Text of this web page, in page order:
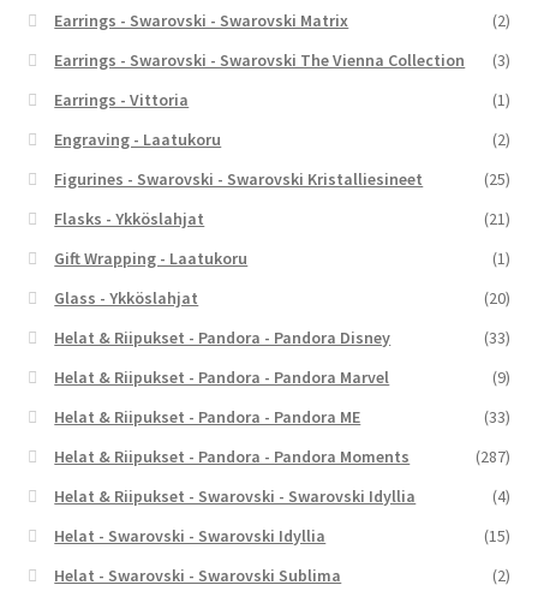
Earrings - Swarovski - Swarovski Matrix
(2)
Earrings - Swarovski - Swarovski The Vienna Collection
(3)
Earrings - Vittoria
(1)
Engraving - Laatukoru
(2)
Figurines - Swarovski - Swarovski Kristalliesineet
(25)
Flasks - Ykköslahjat
(21)
Gift Wrapping - Laatukoru
(1)
Glass - Ykköslahjat
(20)
Helat & Riipukset - Pandora - Pandora Disney
(33)
Helat & Riipukset - Pandora - Pandora Marvel
(9)
Helat & Riipukset - Pandora - Pandora ME
(33)
Helat & Riipukset - Pandora - Pandora Moments
(287)
Helat & Riipukset - Swarovski - Swarovski Idyllia
(4)
Helat - Swarovski - Swarovski Idyllia
(15)
Helat - Swarovski - Swarovski Sublima
(2)